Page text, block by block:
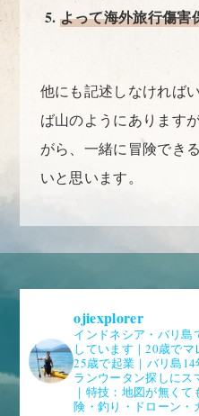
よって海外旅行傷害
他にも記述しなければ
ば山のようにあります
がら、一緒に冒険でき
いと思います。
ojiexplorer
インドネシア・バリ
しています｜20歳でマ
25歳で起業｜バリ島
ランウータン探しにス
｜特技：地図が無く
険・釣り・ドローン・